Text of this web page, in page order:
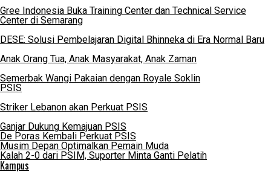
Gree Indonesia Buka Training Center dan Technical Service
Center di Semarang
DESE: Solusi Pembelajaran Digital Bhinneka di Era Normal Baru
Anak Orang Tua, Anak Masyarakat, Anak Zaman
Semerbak Wangi Pakaian dengan Royale Soklin
PSIS
Striker Lebanon akan Perkuat PSIS
Ganjar Dukung Kemajuan PSIS
De Poras Kembali Perkuat PSIS
Musim Depan Optimalkan Pemain Muda
Kalah 2-0 dari PSIM, Suporter Minta Ganti Pelatih
Kampus